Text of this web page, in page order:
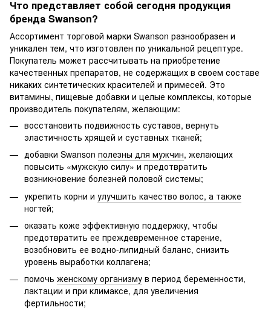
Что представляет собой сегодня продукция
бренда Swanson?
Ассортимент торговой марки Swanson разнообразен и
уникален тем, что изготовлен по уникальной рецептуре.
Покупатель может рассчитывать на приобретение
качественных препаратов, не содержащих в своем составе
никаких синтетических красителей и примесей. Это
витамины, пищевые добавки и целые комплексы, которые
производитель покупателям, желающим:
восстановить подвижность суставов, вернуть
эластичность хрящей и суставных тканей;
добавки Swanson полезны для мужчин, желающих
повысить «мужскую силу» и предотвратить
возникновение болезней половой системы;
укрепить корни и улучшить качество волос, а также
ногтей;
оказать коже эффективную поддержку, чтобы
предотвратить ее преждевременное старение,
возобновить ее водно-липидный баланс, снизить
уровень выработки коллагена;
помочь женскому организму в период беременности,
лактации и при климаксе, для увеличения
фертильности;